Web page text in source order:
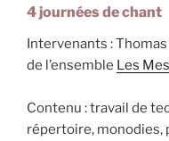
4 journées de chant
Intervenants : Thomas
de l’ensemble Les
Contenu : travail de
répertoire, monodies,